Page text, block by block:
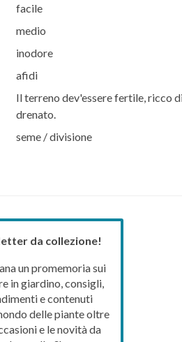
facile
medio
inodore
afidi
Il terreno dev'essere fertile, ricco
drenato.
seme / divisione
da collezione!
un promemoria sui
in giardino, consigli,
e contenuti
delle piante oltre
e le novità da